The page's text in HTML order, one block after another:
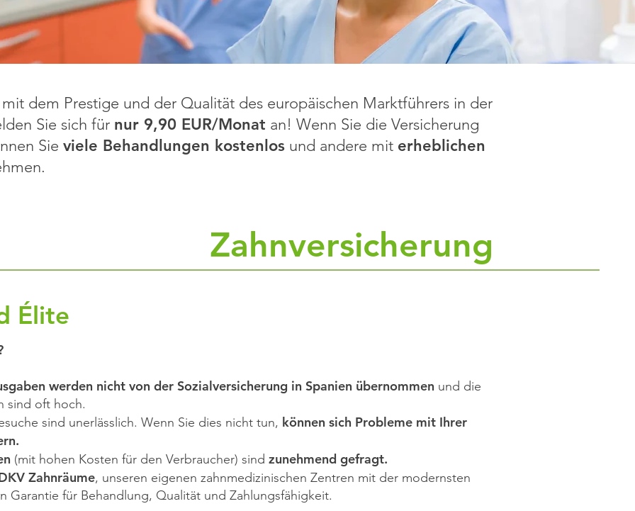
dem Prestige und der Qualität des europäischen Marktführers in der
Sie sich für nur 9,90 EUR/Monat an! Wenn Sie die Versicherung
Sie viele Behandlungen kostenlos und andere mit erheblichen
Zahnversicherung
Élite
werden nicht von der Sozialversicherung in Spanien übernommen und die
sind oft hoch.
sind unerlässlich. Wenn Sie dies nicht tun, können sich Probleme mit Ihrer
(mit hohen Kosten für den Verbraucher) sind zunehmend gefragt.
Zahnräume, unseren eigenen zahnmedizinischen Zentren mit der modernsten
Garantie für Behandlung, Qualität und Zahlungsfähigkeit.